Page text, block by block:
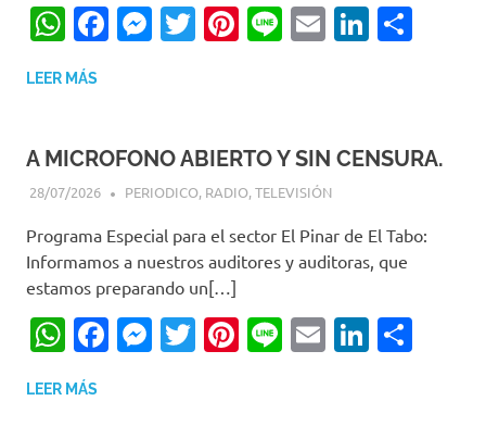
WhatsApp
Facebook
Messenger
Twitter
Pinterest
LineEmail
LEER MÁS
A MICROFONO ABIERTO Y SIN CENSURA.
28/07/2026 EDITOR-RET
PERIODICO, RADIO,TELEVISIÓN
Programa Especial para el sector El Pinar de El Tabo:
Informamos a nuestros auditores y auditoras, que
estamos preparando un[…]
WhatsApp
Facebook
Messenger
Twitter
Pinterest
LineEmail
LEER MÁS